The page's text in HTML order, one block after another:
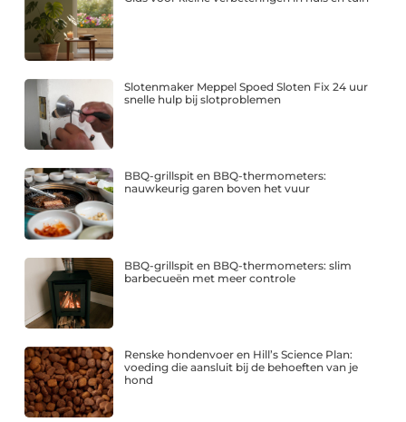
Slotenmaker Meppel Spoed Sloten Fix 24 uur
snelle hulp bij slotproblemen
BBQ-grillspit en BBQ-thermometers:
nauwkeurig garen boven het vuur
BBQ-grillspit en BBQ-thermometers: slim
barbecueën met meer controle
Renske hondenvoer en Hill’s Science Plan:
voeding die aansluit bij de behoeften van je
hond